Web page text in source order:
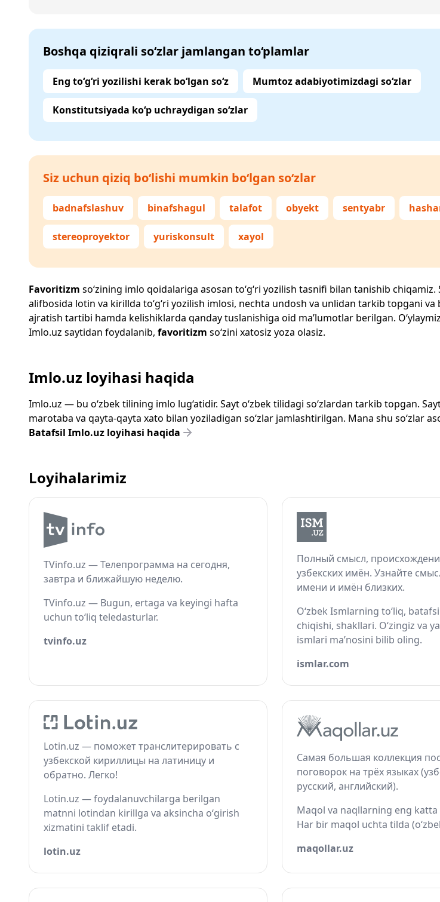
Boshqa qiziqrali so‘zlar jamlangan to‘plamlar
Eng to‘g‘ri yozilishi kerak bo‘lgan so‘z Mumtoz adabiyotimizdagi so‘zlar
Konstitutsiyada ko‘p uchraydigan so‘zlar
Siz uchun qiziq bo‘lishi mumkin bo‘lgan so‘zlar
badnafslashuv binafshagul talafot obyekt sentyabr
stereoproyektor yuriskonsult xayol
Favoritizm so‘zining imlo qoidalariga asosan to‘g‘ri yozilish tasnifi bilan tanishib chiqamiz.
alifbosida lotin va kirillda to‘g‘ri yozilish imlosi, nechta undosh va unlidan tarkib topgani va
ajratish tartibi hamda kelishiklarda qanday tuslanishiga oid ma’lumotlar berilgan.
Imlo.uz saytidan foydalanib, favoritizm so‘zini xatosiz yoza olasiz.
Imlo.uz loyihasi haqida
Imlo.uz — bu o‘zbek tilining imlo lug‘atidir. Sayt o‘zbek tilidagi so‘zlardan tarkib topgan.
marotaba va qayta-qayta xato bilan yoziladigan so‘zlar jamlashtirilgan. Mana shu so‘zlar
Batafsil Imlo.uz loyihasi haqida
Loyihalarimiz
TVinfo.uz — Телепрограмма на сегодня,
завтра и ближайшую неделю.
TVinfo.uz — Bugun, ertaga va keyingi hafta
uchun to‘liq teledasturlar.
tvinfo.uz
Полный смысл,
узбекских имён. Узнайте
имени и имён близких.
O‘zbek Ismlarning to‘liq,
chiqishi, shakllari. O‘zingiz va
ismlari ma’nosini bilib oling.
ismlar.com
Lotin.uz — поможет транслитерировать с
узбекской кириллицы на латиницу и
обратно. Легко!
Lotin.uz — foydalanuvchilarga berilgan
matnni lotindan kirillga va aksincha o‘girish
xizmatini taklif etadi.
lotin.uz
Самая большая коллекция
поговорок на трёх языках
русский, английский).
Maqol va naqllarning eng katta
Har bir maqol uchta tilda
maqollar.uz